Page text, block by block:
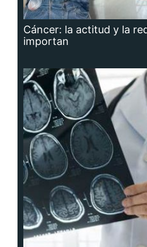
Cáncer: la actitud y la
importan